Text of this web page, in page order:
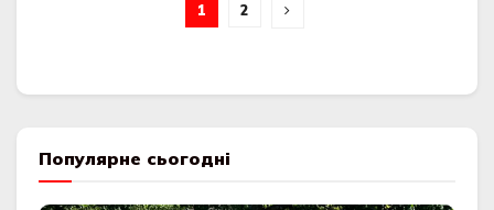
1 2
Популярне сьогодні